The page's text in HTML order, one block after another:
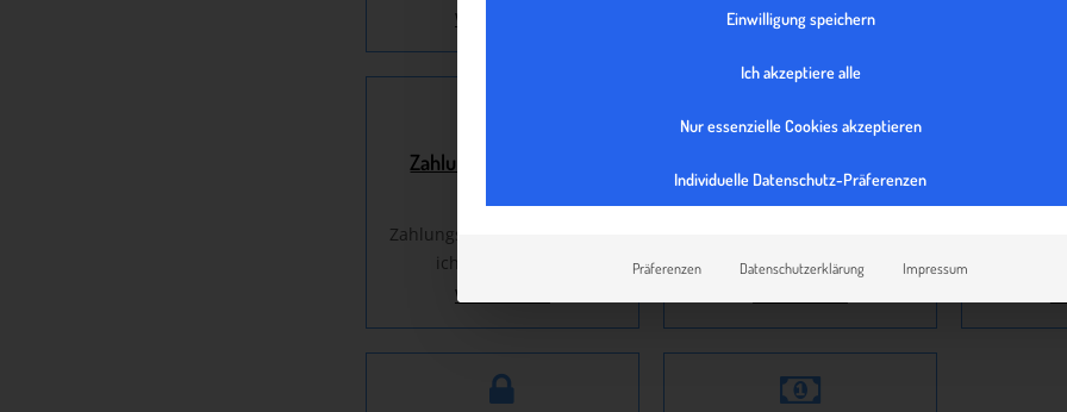
Weiterlesen
Zahlungsbedingungen
Welche
Zahlungsbedingungen kann
ich vereinbaren?
Weiterlesen
Die Rechnungslegung im
Einwilligung speichern
Ich akzeptiere alle
Nur essenzielle Cookies akzeptieren
Individuelle Datenschutz-Präferenzen
Präferenzen Datenschutzerklärung Impressum